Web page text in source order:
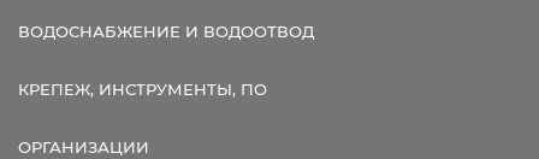
ВОДОСНАБЖЕНИЕ И ВОДООТВОД
КРЕПЕЖ, ИНСТРУМЕНТЫ, ПО
ОРГАНИЗАЦИИ